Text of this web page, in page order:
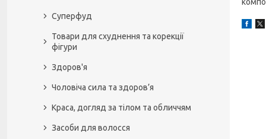
Суперфуд
Товари для схуднення та корекції
фігури
Здоров'я
Чоловіча сила та здоров’я
Краса, догляд за тілом та обличчям
Засоби для волосся